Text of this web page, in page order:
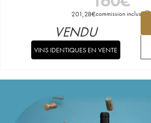
201,28€commission incluse
VENDU
VINS IDENTIQUES EN VENTE